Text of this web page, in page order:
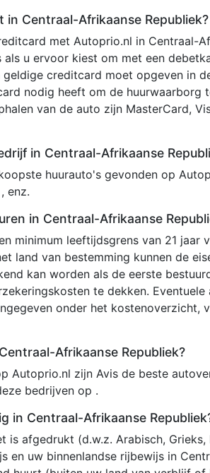
Centraal-Afrikaanse Republiek?
met Autoprio.nl in Centraal-
als u ervoor kiest om met een
creditcard moet opgeven in
nodig heeft om de huurwaarborg
van de auto zijn MasterCard,
in Centraal-Afrikaanse
huurauto's gevonden op
enz.
in Centraal-Afrikaanse
minimum leeftijdsgrens van 21 jaar
land van bestemming kunnen de
kan worden als de eerste
te dekken. Eventuele
onder het kostenoverzicht,
Afrikaanse Republiek?
Autoprio.nl zijn Avis de beste
bedrijven op .
in Centraal-Afrikaanse
is afgedrukt (d.w.z. Arabisch, Grieks,
en uw binnenlandse rijbewijs in